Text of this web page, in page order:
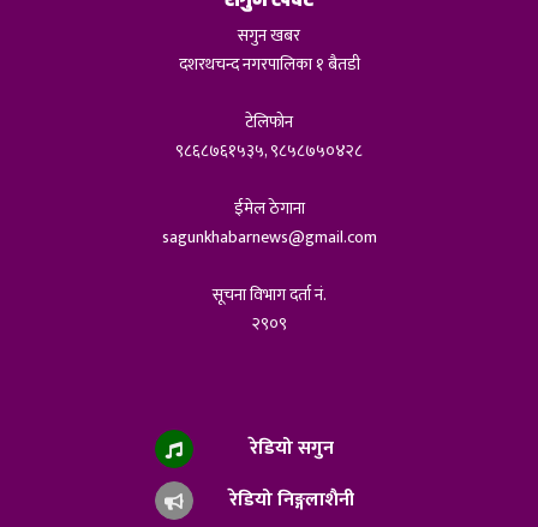
सगुन खबर
दशरथचन्द नगरपालिका १ बैतडी
टेलिफोन
९८६८७६१५३५, ९८५८७५०४२८
ईमेल ठेगाना
sagunkhabarnews@gmail.com
सूचना विभाग दर्ता नं.
२९०९
रेडियो सगुन
रेडियो निङ्गलाशैनी